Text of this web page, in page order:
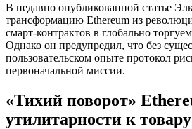
В недавно опубликованной статье
трансформацию Ethereum из
смарт-контрактов в глобально
Однако он предупредил, что без
пользовательском опыте протокол
первоначальной миссии.
«Тихий поворот»
утилитарности к товару